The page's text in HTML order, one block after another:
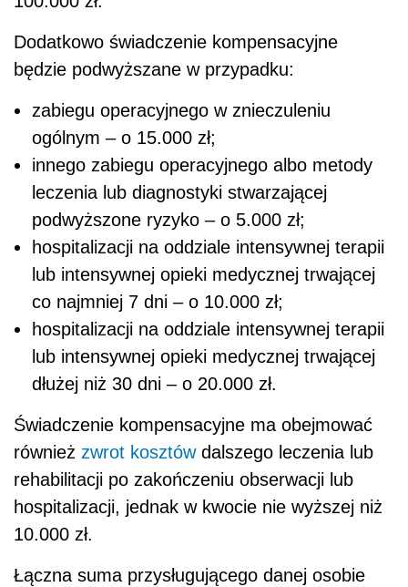
Dodatkowo świadczenie kompensacyjne
będzie podwyższane w przypadku:
zabiegu operacyjnego w znieczuleniu
ogólnym – o 15.000 zł;
innego zabiegu operacyjnego albo metody
leczenia lub diagnostyki stwarzającej
podwyższone ryzyko – o 5.000 zł;
hospitalizacji na oddziale intensywnej terapii
lub intensywnej opieki medycznej trwającej
co najmniej 7 dni – o 10.000 zł;
hospitalizacji na oddziale intensywnej terapii
lub intensywnej opieki medycznej trwającej
dłużej niż 30 dni – o 20.000 zł.
Świadczenie kompensacyjne ma obejmować
również zwrot kosztówdalszego leczenia lub
rehabilitacji po zakończeniu obserwacji lub
hospitalizacji, jednak w kwocie nie wyższej niż
10.000 zł.
Łączna suma przysługującego danej osobie